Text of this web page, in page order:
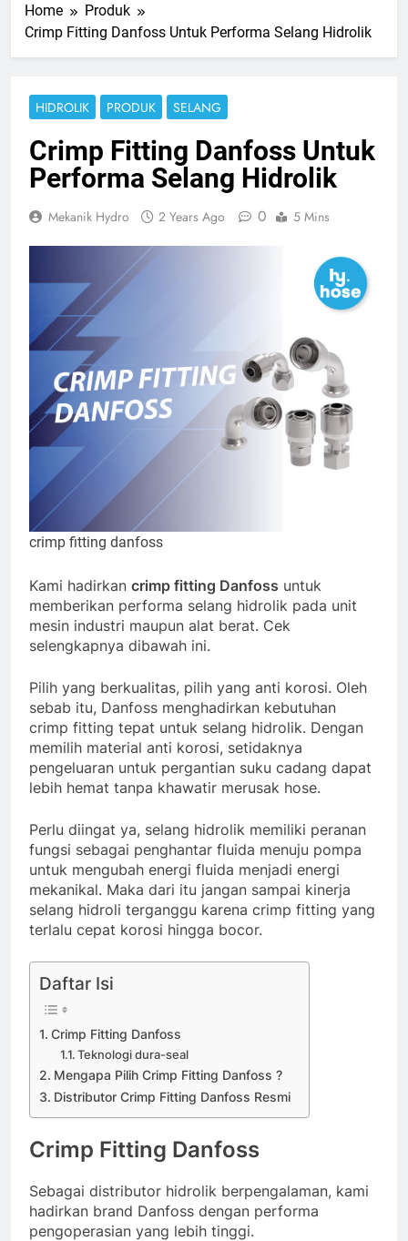
Home
Produk
Crimp Fitting Danfoss Untuk Performa Selang Hidrolik
HIDROLIK PRODUK SELANG
Crimp Fitting Danfoss Untuk
Performa Selang Hidrolik
Mekanik Hydro 2 Years Ago 0 5 Mins
crimp fitting danfoss
Kami hadirkan crimp fitting Danfoss untuk
memberikan performa selang hidrolik pada unit
mesin industri maupun alat berat. Cek
selengkapnya dibawah ini.
Pilih yang berkualitas, pilih yang anti korosi. Oleh
sebab itu, Danfoss menghadirkan kebutuhan
crimp fitting tepat untuk selang hidrolik. Dengan
memilih material anti korosi, setidaknya
pengeluaran untuk pergantian suku cadang dapat
lebih hemat tanpa khawatir merusak hose.
Perlu diingat ya, selang hidrolik memiliki peranan
fungsi sebagai penghantar fluida menuju pompa
untuk mengubah energi fluida menjadi energi
mekanikal. Maka dari itu jangan sampai kinerja
selang hidroli terganggu karena crimp fitting yang
terlalu cepat korosi hingga bocor.
Daftar Isi
Crimp Fitting Danfoss
Teknologi dura-seal
Mengapa Pilih Crimp Fitting Danfoss ?
Distributor Crimp Fitting Danfoss Resmi
Crimp Fitting Danfoss
Sebagai distributor hidrolik berpengalaman, kami
hadirkan brand Danfoss dengan performa
pengoperasian yang lebih tinggi.